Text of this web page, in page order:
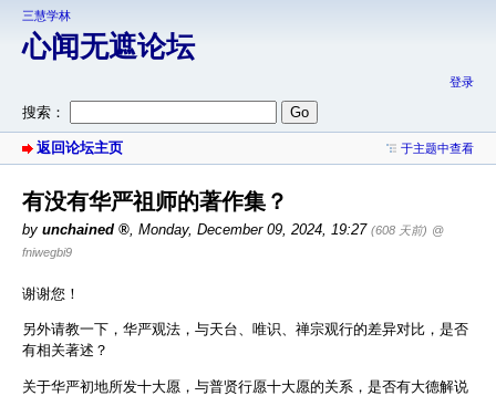
三慧学林
心闻无遮论坛
登录
搜索：
返回论坛主页 于主题中查看
有没有华严祖师的著作集？
by unchained , Monday, December 09, 2024, 19:27 (608 天前) @
fniwegbi9
谢谢您！
另外请教一下，华严观法，与天台、唯识、禅宗观行的差异对比，是否
有相关著述？
关于华严初地所发十大愿，与普贤行愿十大愿的关系，是否有大德解说